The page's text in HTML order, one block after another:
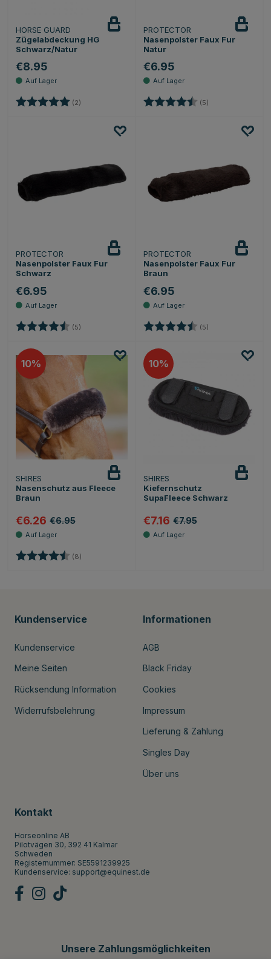
HORSE GUARD
Zügelabdeckung HG
Schwarz/Natur
€8.95
Bewertung: (2)
PROTECTOR
Nasenpolster Faux Fur
Natur
€6.95
Bewertung: (5)
PROTECTOR
Nasenpolster Faux Fur
Schwarz
€6.95
Bewertung: (5)
PROTECTOR
Nasenpolster Faux Fur
Braun
€6.95
Bewertung: (5)
10
SHIRES
Nasenschutz aus Fleece
Braun
€6.26 €6.95
Bewertung: (8)
10
SHIRES
Kiefernschutz
SupaFleece Schwarz
€7.16 €7.95
Kundenservice
Kundenservice
Meine Seiten
Rücksendung Information
Widerrufsbelehrung
Informationen
AGB
Black Friday
Cookies
Impressum
Lieferung & Zahlung
Singles Day
Über uns
Kontakt
Horseonline AB
Pilotvägen 30, 392 41 Kalmar
Schweden
Registernummer: SE5591239925
Kundenservice: support@equinest.de
Unsere Zahlungsmöglichkeiten